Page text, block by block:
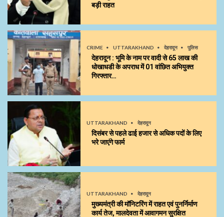
बड़ी राहत
CRIME UTTARAKHAND देहरादून पुलिस
देहरादून : भूमि के नाम पर वादी से 65 लाख की
धोखाधडी के अपराध में 01 वांछित अभियुक्त
गिरफ्तार…
UTTARAKHAND देहरादून
दिसंबर से पहले ढाई हजार से अधिक पदों के लिए
भरे जाएंगे फार्म
UTTARAKHAND देहरादून
मुख्यमंत्री की मॉनिटरिंग में राहत एवं पुनर्निर्माण
कार्य तेज, मालदेवता में आवागमन सुरक्षित